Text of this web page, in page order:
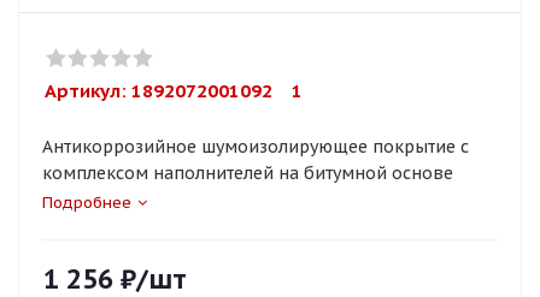
Артикул: 1892072001092    1
Антикоррозийное шумоизолирующее покрытие с
комплексом наполнителей на битумной основе
Подробнее
1 256 ₽/шт